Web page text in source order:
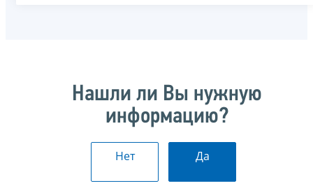
Нашли ли Вы нужную
информацию?
Нет Да